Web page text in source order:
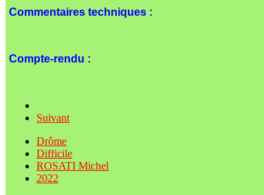
Commentaires techniques :
Compte-rendu :
Suivant
Drôme
Difficile
ROSATI Michel
2022